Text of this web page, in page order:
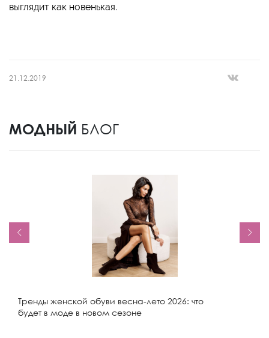
выглядит как новенькая.
21.12.2019
МОДНЫЙ БЛОГ
Тренды женской обуви весна-лето 2026: что
будет в моде в новом сезоне